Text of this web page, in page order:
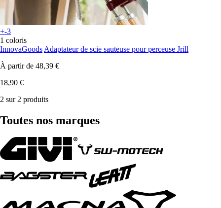
+-3
1 coloris
InnovaGoods Adaptateur de scie sauteuse pour perceuse Jrill
À partir de 48,39 €
18,90 €
2 sur 2 produits
Toutes nos marques